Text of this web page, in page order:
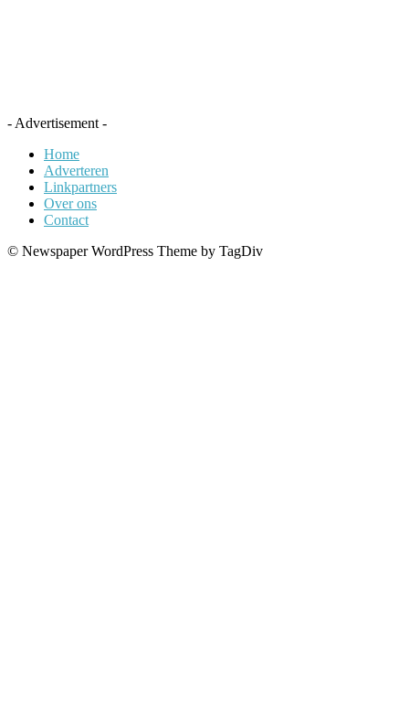
- Advertisement -
Home
Adverteren
Linkpartners
Over ons
Contact
© Newspaper WordPress Theme by TagDiv